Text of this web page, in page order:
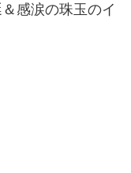
感涙の珠玉のイ